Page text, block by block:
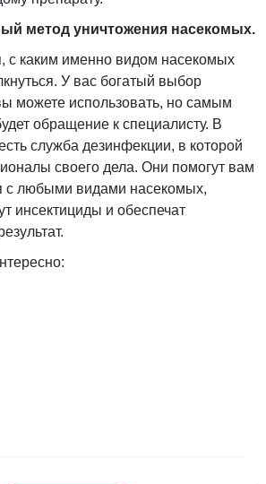
метод уничтожения насекомых.
с каким именно видом насекомых
У вас богатый выбор
можете использовать, но самым
обращение к специалисту. В
служба дезинфекции, в которой
своего дела. Они помогут вам
с любыми видами насекомых,
инсектициды и обеспечат